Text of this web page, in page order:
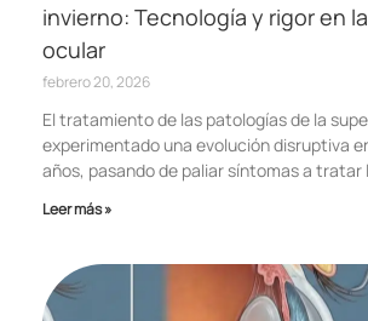
invierno: Tecnología y rigor en
ocular
febrero 20, 2026
El tratamiento de las patologías de la
experimentado una evolución disruptiva
años, pasando de paliar síntomas a tratar
Leer más »